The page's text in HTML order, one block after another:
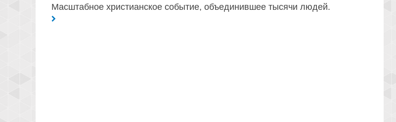
Масштабное христианское событие, объединившее тысячи людей.